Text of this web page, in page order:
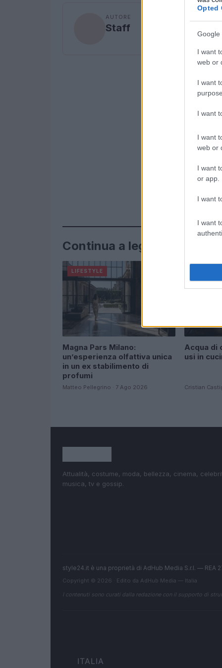
Opted
Google
I want
web or
I want
I want
I want
web or
I want
or app.
I want
I want
AUTORE
Staff
Continua a leggere
LIFESTYLE
Magna Pars Milano:
un’esperienza olfattiva unica
in un ex stabilimento di
profumi
Matteo Pellegrino · 7 Ago 2026
Acqua di
usi in
Cristian
Attualità, costume, moda, bellezza, cinema,
musica, tv e gossip.
style24.it è una proprietà di AdHub Media S.r.l. — REA
Copyright © 2026 · Edito da AdHub Media — Italia
I contenuti sono curati dalla redazione con il supporto di
ITALIA